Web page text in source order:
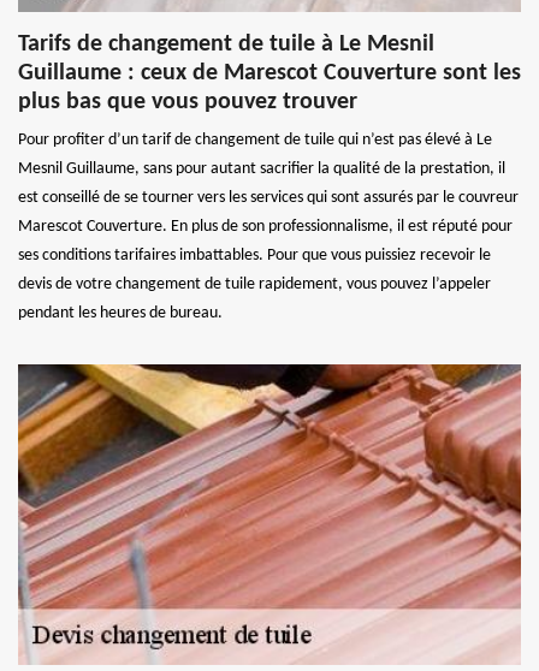
Tarifs de changement de tuile à Le Mesnil
Guillaume : ceux de Marescot Couverture sont les
plus bas que vous pouvez trouver
Pour profiter d’un tarif de changement de tuile qui n’est pas élevé à Le
Mesnil Guillaume, sans pour autant sacrifier la qualité de la prestation, il
est conseillé de se tourner vers les services qui sont assurés par le couvreur
Marescot Couverture. En plus de son professionnalisme, il est réputé pour
ses conditions tarifaires imbattables. Pour que vous puissiez recevoir le
devis de votre changement de tuile rapidement, vous pouvez l’appeler
pendant les heures de bureau.